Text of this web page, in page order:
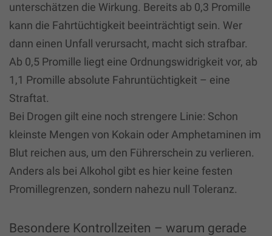
unterschätzen die Wirkung. Bereits ab 0,3 Promille
kann die Fahrtüchtigkeit beeinträchtigt sein. Wer
dann einen Unfall verursacht, macht sich strafbar.
Ab 0,5 Promille liegt eine Ordnungswidrigkeit vor, ab
1,1 Promille absolute Fahruntüchtigkeit – eine
Straftat.
Bei Drogen gilt eine noch strengere Linie: Schon
kleinste Mengen von Kokain oder Amphetaminen im
Blut reichen aus, um den Führerschein zu verlieren.
Anders als bei Alkohol gibt es hier keine festen
Promillegrenzen, sondern nahezu null Toleranz.
Besondere Kontrollzeiten – warum gerade